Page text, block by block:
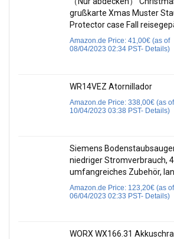
grußkarte Xmas Muster
Protector case Fall
Amazon.de Price: 41,00€ (as of
08/04/2023 02:34 PST- Details)
WR14VEZ Atornillador
Amazon.de Price: 338,00€ (as of
10/04/2023 03:38 PST- Details)
Siemens
niedriger Stromverbrauch,
umfangreiches Zubehör,
Amazon.de Price: 123,20€ (as of
06/04/2023 02:33 PST- Details)
WORX WX166.31